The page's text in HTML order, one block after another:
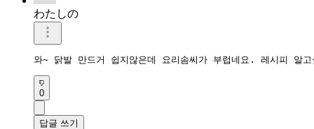
わたしの
와~ 닭발 만드거 쉽지않은데 요리솜씨가 부럽네요. 레시피 알고
0
답글 쓰기